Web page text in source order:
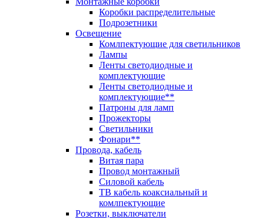
Коробки распределительные
Подрозетники
Освещение
Комлпектующие для светильников
Лампы
Ленты светодиодные и
комплектующие
Ленты светодиодные и
комплектующие**
Патроны для ламп
Прожекторы
Светильники
Фонари**
Провода, кабель
Витая пара
Провод монтажный
Силовой кабель
ТВ кабель коаксиальный и
комлпектующие
Розетки, выключатели